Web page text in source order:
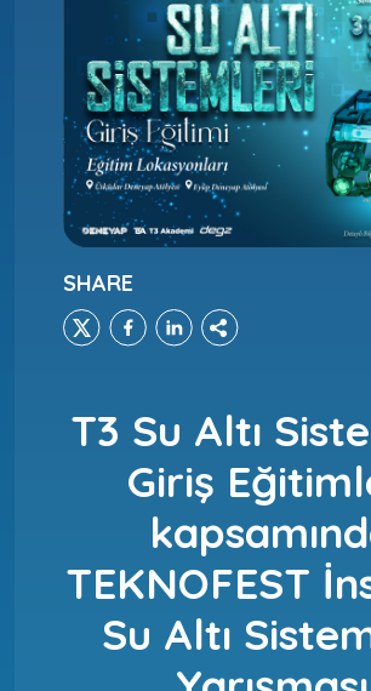
SHARE
T3 Su Altı
Giriş
TEKNOFEST
Su Altı